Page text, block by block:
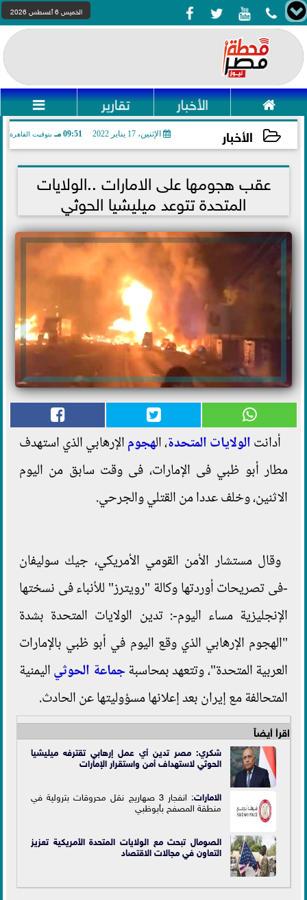
    الخميس 6 أغسطس 2026
 الأخبار تقارير 
الأخبار الإثنين، 17 يناير 2022 09:51 مـ بتوقيت القاهرة
2022-01-17 21:51:21عقب هجومها على الامارات ..الولايات
المتحدة تتوعد ميليشيا الحوثي
أدانتالولايات المتحدة، الهجومالإرهابي الذي استهدف
مطار أبو ظبي فى الإمارات، فى وقت سابق من اليوم
الاثنين، وخلف عددا من القتلي والجرحي.
وقال مستشار الأمن القومي الأمريكي، جيك سوليفان
-فى تصريحات أوردتها وكالة "رويترز" للأنباء فى نسختها
الإنجليزية مساء اليوم-: تدين الولايات المتحدة بشدة
"الهجوم الإرهابي الذي وقع اليوم في أبو ظبي بالإمارات
العربية المتحدة"، وتتعهد بمحاسبةجماعة الحوثياليمنية
المتحالفة مع إيران بعد إعلانها مسؤوليتها عن الحادث.
اقرأ أيضاً
شكري: مصر تدين أي عمل إرهابي تقترفه ميليشيا
الحوثي لاستهداف أمن واستقرار الإمارات
الامارات : انفجار 3 صهاريج نقل محروقات بترولية في
منطقة المصفح بأبوظبي
الصومال تبحث مع الولايات المتحدة الأمريكية تعزيز
التعاون في مجالات الاقتصاد